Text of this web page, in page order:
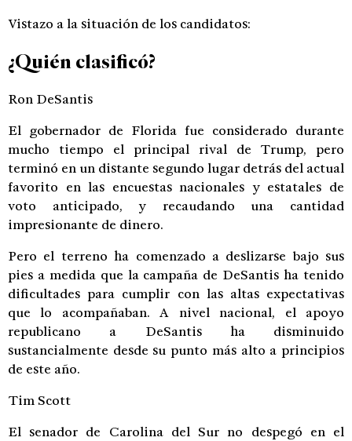
Vistazo a la situación de los candidatos:
¿Quién clasificó?
Ron DeSantis
El gobernador de Florida fue considerado durante
mucho tiempo el principal rival de Trump, pero
terminó en un distante segundo lugar detrás del actual
favorito en las encuestas nacionales y estatales de
voto anticipado, y recaudando una cantidad
impresionante de dinero.
Pero el terreno ha comenzado a deslizarse bajo sus
pies a medida que la campaña de DeSantis ha tenido
dificultades para cumplir con las altas expectativas
que lo acompañaban. A nivel nacional, el apoyo
republicano a DeSantis ha disminuido
sustancialmente desde su punto más alto a principios
de este año.
Tim Scott
El senador de Carolina del Sur no despegó en el